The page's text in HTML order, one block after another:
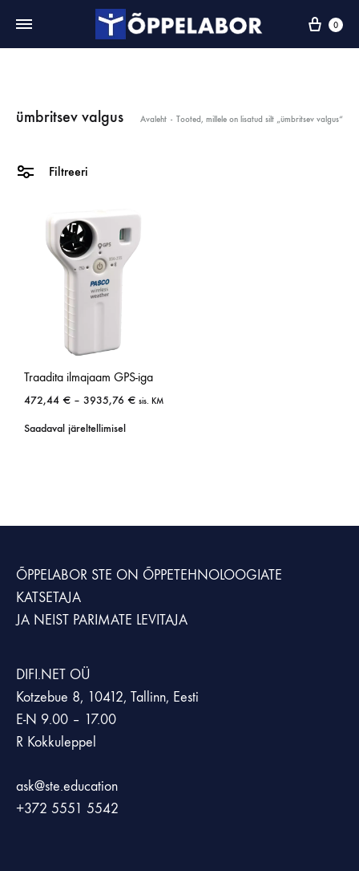
0
ümbritsev valgus Avaleht - Tooted, millele on lisatud silt „ümbritsev valgus“
Filtreeri
Traadita ilmajaam GPS-iga
472,44 € – 3935,76 € sis. KM
Saadaval järeltellimisel
ÕPPELABOR STE ON ÕPPETEHNOLOOGIATE
KATSETAJA
JA NEIST PARIMATE LEVITAJA
DIFI.NET OÜ
Kotzebue 8, 10412, Tallinn, Eesti
E-N 9.00 – 17.00
R Kokkuleppel
ask@ste.education
+372 5551 5542